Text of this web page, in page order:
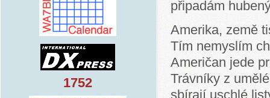
1752
připadám
Amerika, země
Tím nemyslím
Američan jede
Trávníky z
sbírají uschlé